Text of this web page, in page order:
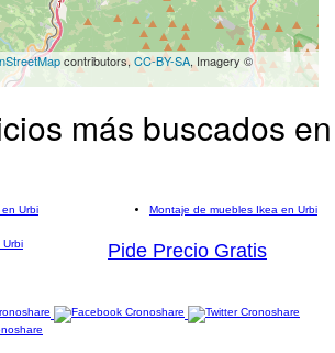
contributors,CC-BY-SA, Imagery ©
más buscados en
Urbi Montaje de muebles Ikea en Urbi
Urbi Pide Precio Gratis